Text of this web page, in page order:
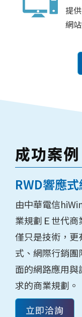
提
網
成功案例
RWD響應
由中華電信
業規劃Ｅ世代
僅只是技術，
式、網際行銷團
面的網路應用
求的商業規劃。
立即洽詢